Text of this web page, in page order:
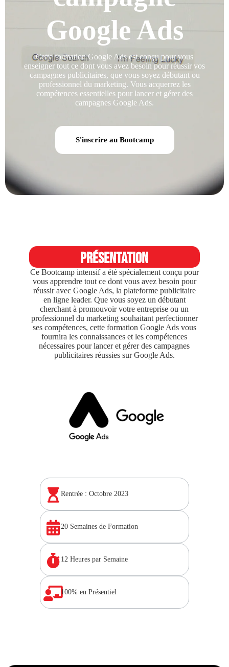
Google Ads
Cette formation Google Ads est conçu pour vous
enseigner tout ce dont vous avez besoin pour réussir vos
campagnes publicitaires, que vous soyez débutant ou
professionnel du marketing. Vous acquerrez les
compétences essentielles pour lancer et gérer des
campagnes Google Ads.
S'inscrire au Bootcamp
Présentation
Ce Bootcamp intensif a été spécialement conçu pour
vous apprendre tout ce dont vous avez besoin pour
réussir avec Google Ads, la plateforme publicitaire
en ligne leader. Que vous soyez un débutant
cherchant à promouvoir votre entreprise ou un
professionnel du marketing souhaitant perfectionner
ses compétences, cette formation Google Ads vous
fournira les connaissances et les compétences
nécessaires pour lancer et gérer des campagnes
publicitaires réussies sur Google Ads.
Rentrée : Octobre 2023
20 Semaines de Formation
12 Heures par Semaine
100% en Présentiel